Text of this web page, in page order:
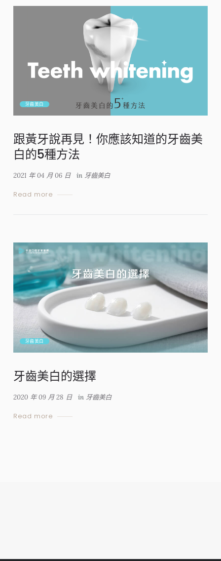
牙齒美白
跟黃牙說再見！你應該知道的牙齒美
白的5種方法
2021 年 04 月 06 日 in 牙齒美白
Read more
牙齒美白
牙齒美白的選擇
2020 年 09 月 28 日 in 牙齒美白
Read more